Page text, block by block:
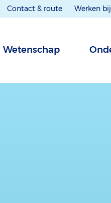
Contact & route Werken bij
Wetenschap